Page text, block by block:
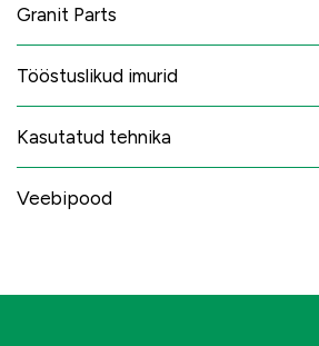
Granit Parts
Tööstuslikud imurid
Kasutatud tehnika
Veebipood